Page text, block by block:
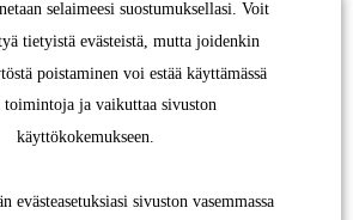
eteenpäin
marraskuun, 2025Kirjoitettu
kommentteja
Tammikuun
aiheesta:
järjestää jälleen
selaimeesi suostumuksellasi. Voit
tietyistä evästeistä, mutta joidenkin
poistaminen voi estää käyttämässä
ja vaikuttaa sivuston
käyttökokemukseen.
evästeasetuksiasi sivuston vasemmassa